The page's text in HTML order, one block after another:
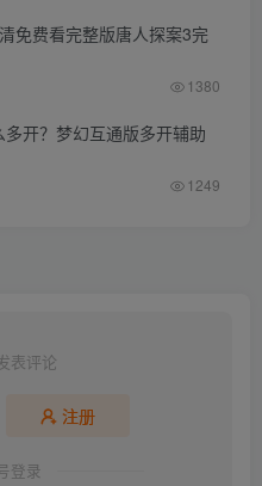
免费看完整版唐人探案3完
1380
开？梦幻互通版多开辅助
1249
表评论
注册
登录